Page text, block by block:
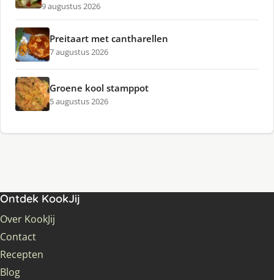
9 augustus 2026
Preitaart met cantharellen
7 augustus 2026
Groene kool stamppot
5 augustus 2026
Ontdek KookJij
Over KookJij
Contact
Recepten
Blog